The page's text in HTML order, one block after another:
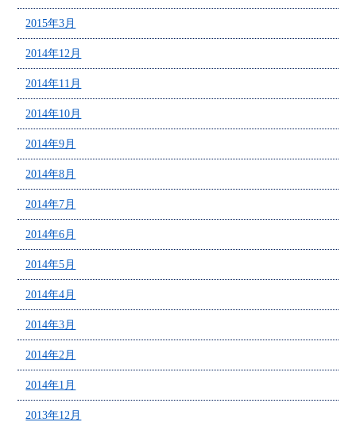
2015年3月
2014年12月
2014年11月
2014年10月
2014年9月
2014年8月
2014年7月
2014年6月
2014年5月
2014年4月
2014年3月
2014年2月
2014年1月
2013年12月